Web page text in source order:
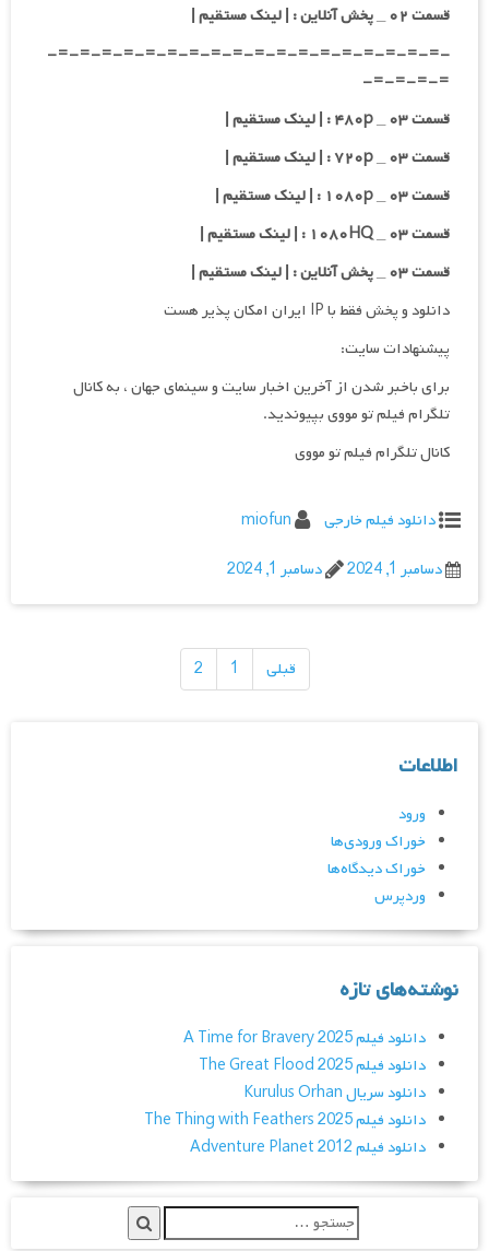
قسمت ۰۲ _ پخش آنلاین : | لینک مستقیم |
-=-=-=-=-=-=-=-=-=-=-=-=-=-=-=-=-=-=-
=-=-=-=-
قسمت ۰۳ _ ۴۸۰p : | لینک مستقیم |
قسمت ۰۳ _ ۷۲۰p : | لینک مستقیم |
قسمت ۰۳ _ ۱۰۸۰p : | لینک مستقیم |
قسمت ۰۳ _ ۱۰۸۰HQ : | لینک مستقیم |
قسمت ۰۳ _ پخش آنلاین : | لینک مستقیم |
دانلود و پخش فقط با IP ایران امکان پذیر هست
پیشنهادات سایت:
برای باخبر شدن از آخرین اخبار سایت و سینمای جهان ، به کانال
تلگرام فیلم تو مووی بپیوندید.
کانال تلگرام فیلم تو مووی
دانلود فیلم خارجی
miofun
دسامبر 1, 2024
دسامبر 1, 2024
قبلی 1
2
اطلاعات
ورود
خوراک ورودی‌ها
خوراک دیدگاه‌ها
وردپرس
نوشته‌های تازه
دانلود فیلم A Time for Bravery 2025
دانلود فیلم The Great Flood 2025
دانلود سریال Kurulus Orhan
دانلود فیلم The Thing with Feathers 2025
دانلود فیلم Adventure Planet 2012